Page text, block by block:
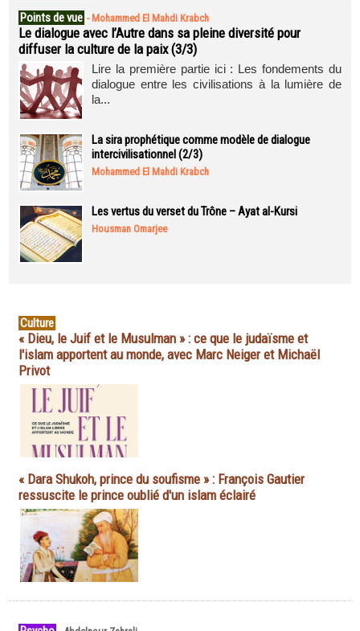
Points de vue - Mohammed El Mahdi Krabch
Le dialogue avec l’Autre dans sa pleine diversité pour
diffuser la culture de la paix (3/3)
Lire la première partie ici : Les fondements du
dialogue entre les civilisations à la lumière de
la...
La sira prophétique comme modèle de dialogue
intercivilisationnel (2/3)
Mohammed El Mahdi Krabch
Les vertus du verset du Trône – Ayat al-Kursi
Housman Omarjee
Culture
« Dieu, le Juif et le Musulman » : ce que le judaïsme et
l'islam apportent au monde, avec Marc Neiger et Michaël
Privot
« Dara Shukoh, prince du soufisme » : François Gautier
ressuscite le prince oublié d'un islam éclairé